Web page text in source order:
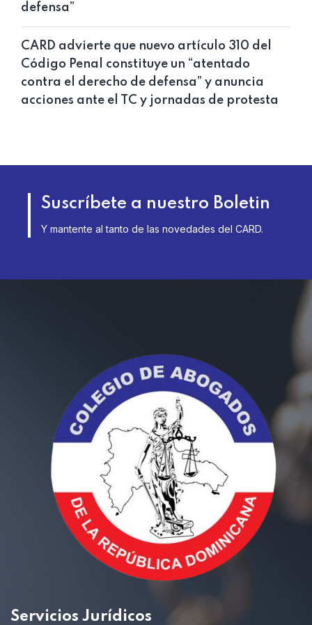
defensa”
CARD advierte que nuevo artículo 310 del
Código Penal constituye un “atentado
contra el derecho de defensa” y anuncia
acciones ante el TC y jornadas de protesta
Suscríbete a nuestro Boletin
Y mantente al tanto de las novedades del CARD.
Servicios Jurídicos